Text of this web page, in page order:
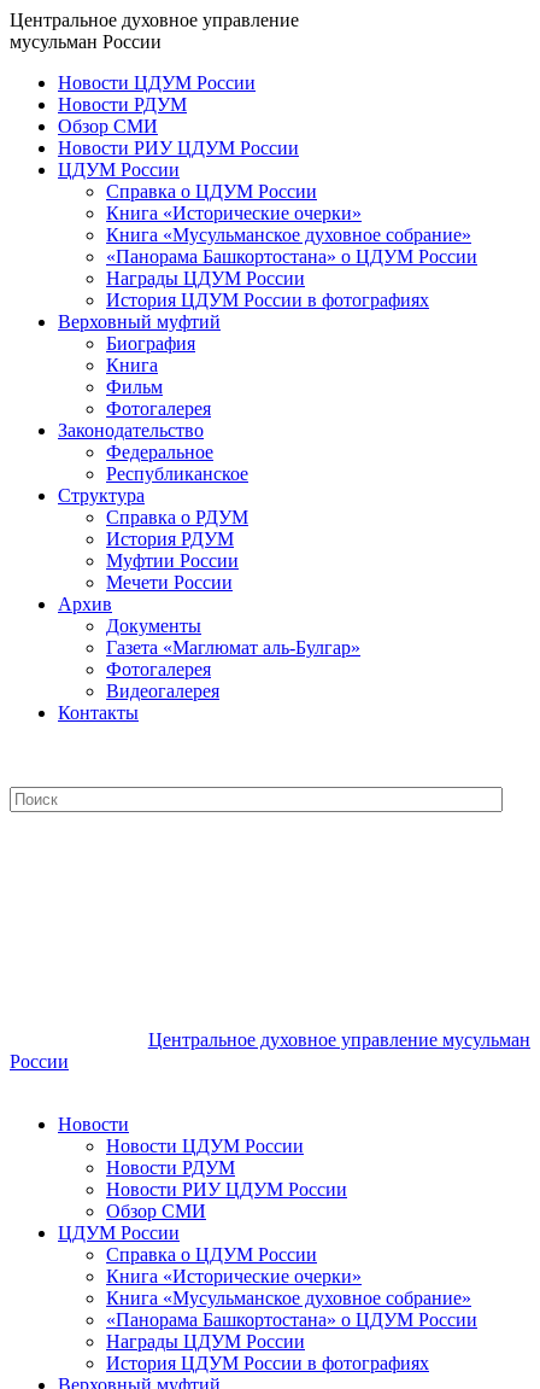
Центральное духовное управление
мусульман России
Новости ЦДУМ России
Новости РДУМ
Обзор СМИ
Новости РИУ ЦДУМ России
ЦДУМ России
Справка о ЦДУМ России
Книга «Исторические очерки»
Книга «Мусульманское духовное собрание»
«Панорама Башкортостана» о ЦДУМ России
Награды ЦДУМ России
История ЦДУМ России в фотографиях
Верховный муфтий
Биография
Книга
Фильм
Фотогалерея
Законодательство
Федеральное
Республиканское
Структура
Справка о РДУМ
История РДУМ
Муфтии России
Мечети России
Архив
Документы
Газета «Маглюмат аль-Булгар»
Фотогалерея
Видеогалерея
Контакты
Центральное духовное управление мусульман
России
Новости
Новости ЦДУМ России
Новости РДУМ
Новости РИУ ЦДУМ России
Обзор СМИ
ЦДУМ России
Справка о ЦДУМ России
Книга «Исторические очерки»
Книга «Мусульманское духовное собрание»
«Панорама Башкортостана» о ЦДУМ России
Награды ЦДУМ России
История ЦДУМ России в фотографиях
Верховный муфтий